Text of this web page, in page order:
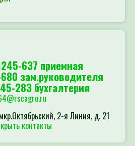
637 приемная
зам.руководителя
283 бухгалтерия
2-я Линия, д. 21
контакты